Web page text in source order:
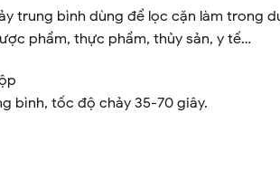
trung bình dùng để lọc cặn làm trong
phẩm, thực phẩm, thủy sản, y tế…
bình, tốc độ chảy 35-70 giây.